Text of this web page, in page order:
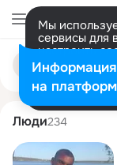
Мы
сервисы для
настроить
Разрешить
Поиск
людям
aleksey
Люди234
Информация
на